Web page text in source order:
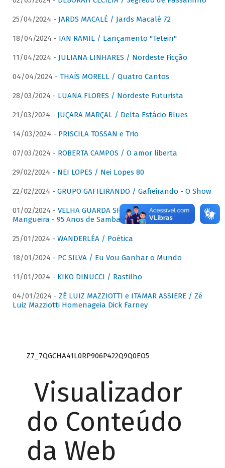
25/04/2024 - JARDS MACALÉ / Jards Macalé 72
18/04/2024 - IAN RAMIL / Lançamento "Tetein"
11/04/2024 - JULIANA LINHARES / Nordeste Ficção
04/04/2024 - THAÏS MORELL / Quatro Cantos
28/03/2024 - LUANA FLORES / Nordeste Futurista
21/03/2024 - JUÇARA MARÇAL / Delta Estácio Blues
14/03/2024 - PRISCILA TOSSAN e Trio
07/03/2024 - ROBERTA CAMPOS / O amor liberta
29/02/2024 - NEI LOPES / Nei Lopes 80
22/02/2024 - GRUPO GAFIEIRANDO / Gafieirando - O Show
01/02/2024 - VELHA GUARDA SHOW DA MANGUEIRA /
Mangueira - 95 Anos de Samba
25/01/2024 - WANDERLÉA / Poética
18/01/2024 - PC SILVA / Eu Vou Ganhar o Mundo
11/01/2024 - KIKO DINUCCI / Rastilho
04/01/2024 - ZÉ LUIZ MAZZIOTTI e ITAMAR ASSIERE / Zé
Luiz Mazziotti Homenageia Dick Farney
Z7_7QGCHA41L0RP906P422Q9Q0EO5
Visualizador
do Conteúdo
da Web